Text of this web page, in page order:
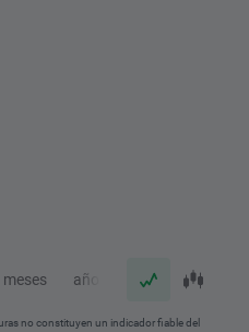
meses año
no constituyen un indicador fiable del